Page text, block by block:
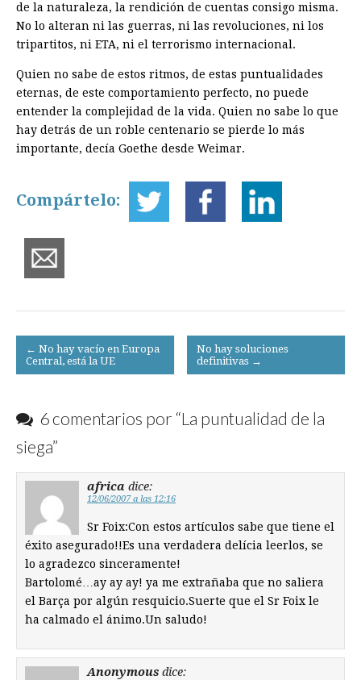
de la naturaleza, la rendición de cuentas consigo misma.
No lo alteran ni las guerras, ni las revoluciones, ni los
tripartitos, ni ETA, ni el terrorismo internacional.
Quien no sabe de estos ritmos, de estas puntualidades
eternas, de este comportamiento perfecto, no puede
entender la complejidad de la vida. Quien no sabe lo que
hay detrás de un roble centenario se pierde lo más
importante, decía Goethe desde Weimar.
Compártelo:
Post
navigation
← No hay vacío en Europa
Central, está la UE
No hay soluciones
definitivas →
6 comentarios por “La puntualidad de la
siega”
africa dice:
12/06/2007 a las 12:16
Sr Foix:Con estos artículos sabe que tiene el
éxito asegurado!!Es una verdadera delícia leerlos, se
lo agradezco sinceramente!
Bartolomé…ay ay ay! ya me extrañaba que no saliera
el Barça por algún resquicio.Suerte que el Sr Foix le
ha calmado el ánimo.Un saludo!
Anonymous dice: